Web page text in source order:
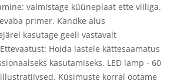
valmistage küüneplaat ette viiliga.
primer. Kandke alus
kasutage geeli vastavalt
Hoida lastele kättesaamatus
kasutamiseks. LED lamp - 60
Küsimuste korral ootame